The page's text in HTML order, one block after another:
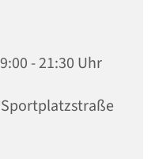
- 21:30 Uhr